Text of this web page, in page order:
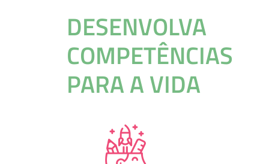
DESENVOLVA
COMPETÊNCIAS
PARA A VIDA